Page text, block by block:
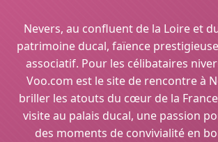
Nevers, au confluent de la Loire et
patrimoine ducal, faïence
associatif. Pour les célibataires
Voo.com est le site de rencontre à
briller les atouts du cœur de la
visite au palais ducal, une passion
des moments de convivialité en